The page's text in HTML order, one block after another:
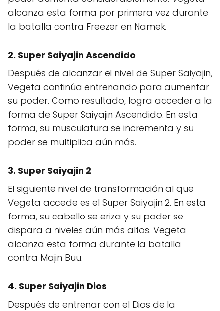
alcanza esta forma por primera vez durante
la batalla contra Freezer en Namek.
2. Super Saiyajin Ascendido
Después de alcanzar el nivel de Super Saiyajin,
Vegeta continúa entrenando para aumentar
su poder. Como resultado, logra acceder a la
forma de Super Saiyajin Ascendido. En esta
forma, su musculatura se incrementa y su
poder se multiplica aún más.
3. Super Saiyajin 2
El siguiente nivel de transformación al que
Vegeta accede es el Super Saiyajin 2. En esta
forma, su cabello se eriza y su poder se
dispara a niveles aún más altos. Vegeta
alcanza esta forma durante la batalla
contra Majin Buu.
4. Super Saiyajin Dios
Después de entrenar con el Dios de la